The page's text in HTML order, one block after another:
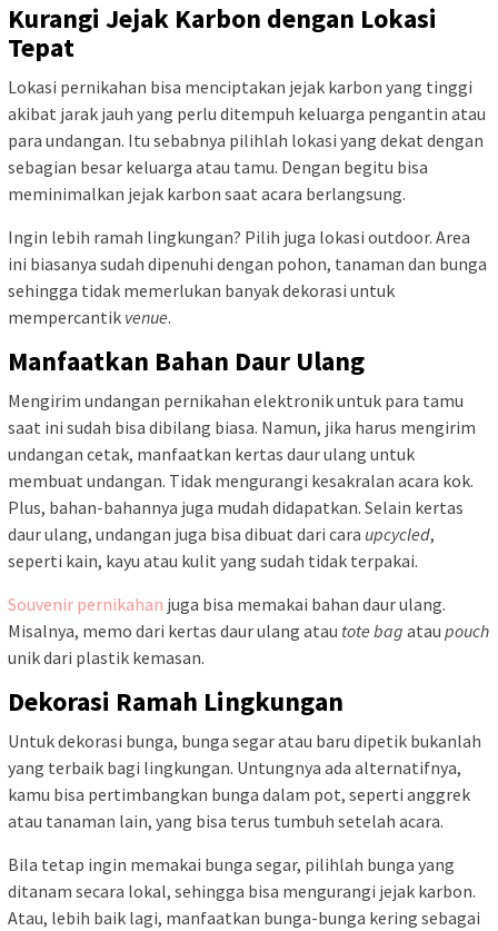
Kurangi Jejak Karbon dengan Lokasi
Tepat
Lokasi pernikahan bisa menciptakan jejak karbon yang tinggi
akibat jarak jauh yang perlu ditempuh keluarga pengantin atau
para undangan. Itu sebabnya pilihlah lokasi yang dekat dengan
sebagian besar keluarga atau tamu. Dengan begitu bisa
meminimalkan jejak karbon saat acara berlangsung.
Ingin lebih ramah lingkungan? Pilih juga lokasi outdoor. Area
ini biasanya sudah dipenuhi dengan pohon, tanaman dan bunga
sehingga tidak memerlukan banyak dekorasi untuk
mempercantik venue.
Manfaatkan Bahan Daur Ulang
Mengirim undangan pernikahan elektronik untuk para tamu
saat ini sudah bisa dibilang biasa. Namun, jika harus mengirim
undangan cetak, manfaatkan kertas daur ulang untuk
membuat undangan. Tidak mengurangi kesakralan acara kok.
Plus, bahan-bahannya juga mudah didapatkan. Selain kertas
daur ulang, undangan juga bisa dibuat dari cara upcycled,
seperti kain, kayu atau kulit yang sudah tidak terpakai.
Souvenir pernikahan juga bisa memakai bahan daur ulang.
Misalnya, memo dari kertas daur ulang atau tote bag atau pouch
unik dari plastik kemasan.
Dekorasi Ramah Lingkungan
Untuk dekorasi bunga, bunga segar atau baru dipetik bukanlah
yang terbaik bagi lingkungan. Untungnya ada alternatifnya,
kamu bisa pertimbangkan bunga dalam pot, seperti anggrek
atau tanaman lain, yang bisa terus tumbuh setelah acara.
Bila tetap ingin memakai bunga segar, pilihlah bunga yang
ditanam secara lokal, sehingga bisa mengurangi jejak karbon.
Atau, lebih baik lagi, manfaatkan bunga-bunga kering sebagai